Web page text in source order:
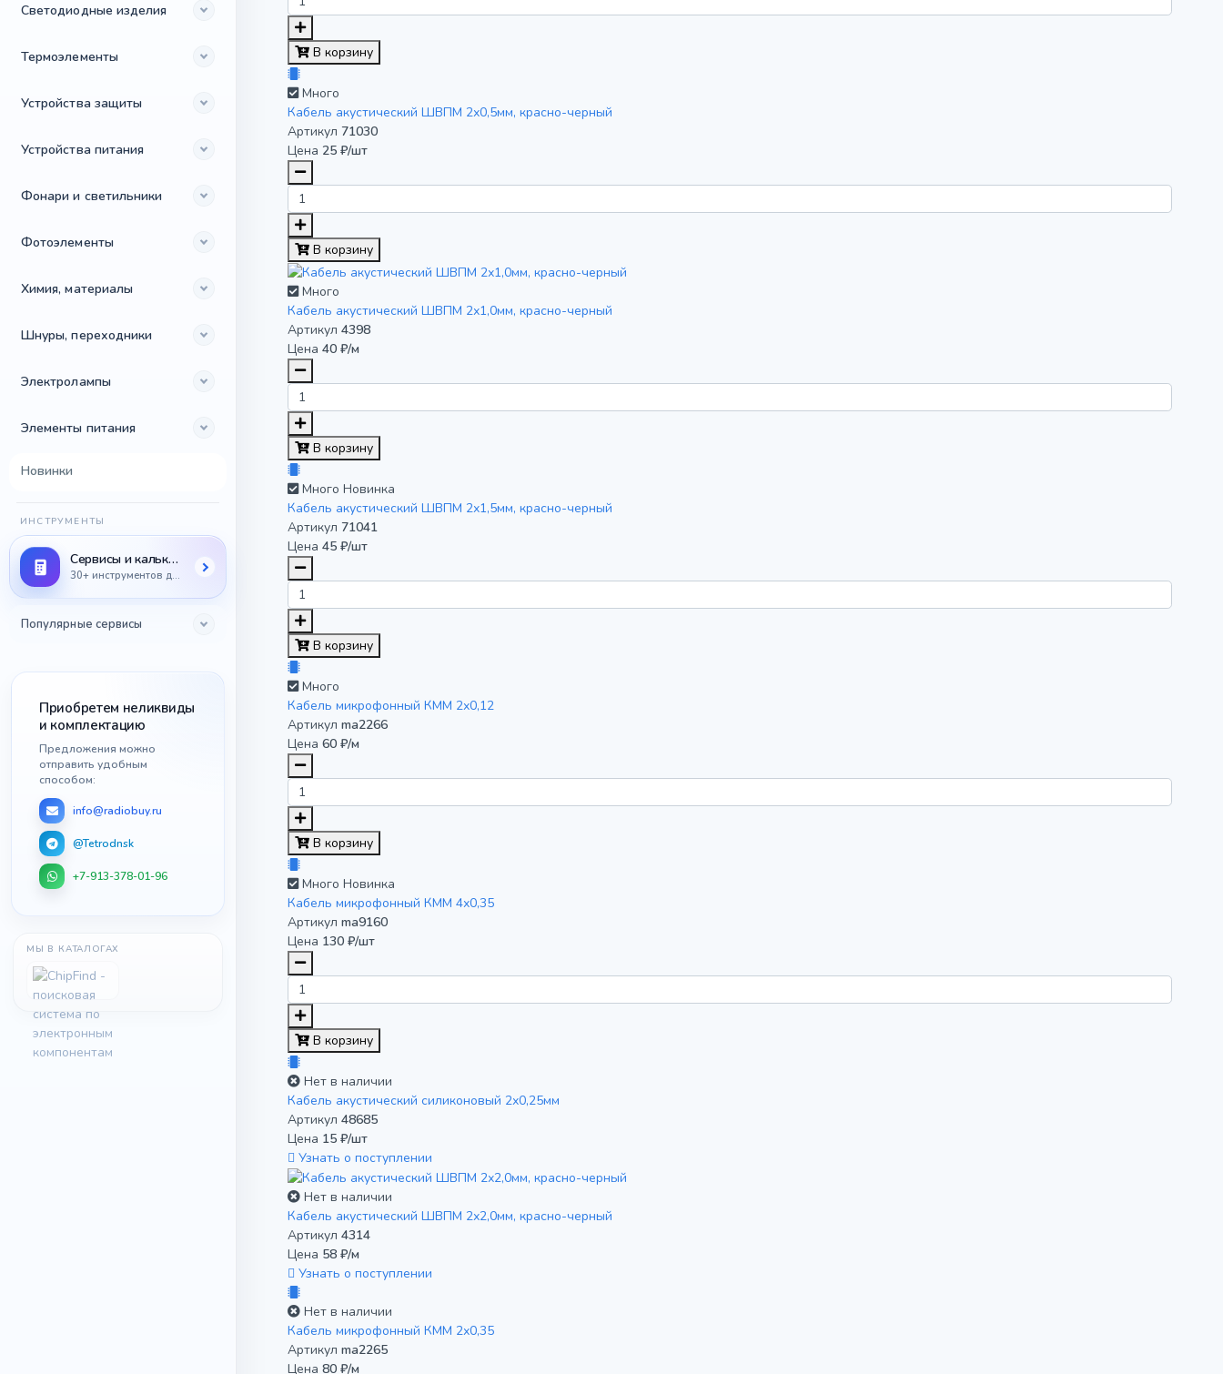
Светодиодные изделия
Термоэлементы
Устройства защиты
Устройства питания
Фонари и светильники
Фотоэлементы
Химия, материалы
Шнуры, переходники
Электролампы
Элементы питания
Новинки
ИНСТРУМЕНТЫ
Сервисы и калькуляторы
30+ инструментов для радиодеталей
Популярные сервисы
Приобретем неликвиды
и комплектацию
Предложения можно
отправить удобным
способом:
info@radiobuy.ru
@Tetrodnsk
+7-913-378-01-96
МЫ В КАТАЛОГАХ
В корзину
Много
Кабель акустический ШВПМ 2х0,5мм, красно-черный
Артикул 71030
Цена 25 ₽/шт
В корзину
Много
Кабель акустический ШВПМ 2х1,0мм, красно-черный
Артикул 4398
Цена 40 ₽/м
В корзину
Много Новинка
Кабель акустический ШВПМ 2х1,5мм, красно-черный
Артикул 71041
Цена 45 ₽/шт
В корзину
Много
Кабель микрофонный КММ 2х0,12
Артикул ma2266
Цена 60 ₽/м
В корзину
Много Новинка
Кабель микрофонный КММ 4х0,35
Артикул ma9160
Цена 130 ₽/шт
В корзину
Нет в наличии
Кабель акустический силиконовый 2х0,25мм
Артикул 48685
Цена 15 ₽/шт
Узнать о поступлении
Нет в наличии
Кабель акустический ШВПМ 2х2,0мм, красно-черный
Артикул 4314
Цена 58 ₽/м
Узнать о поступлении
Нет в наличии
Кабель микрофонный КММ 2х0,35
Артикул ma2265
Цена 80 ₽/м